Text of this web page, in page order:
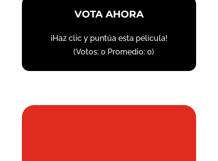
VOTA AHORA
¡Haz clic y puntúa esta película!
(Votos: 0 Promedio: 0)